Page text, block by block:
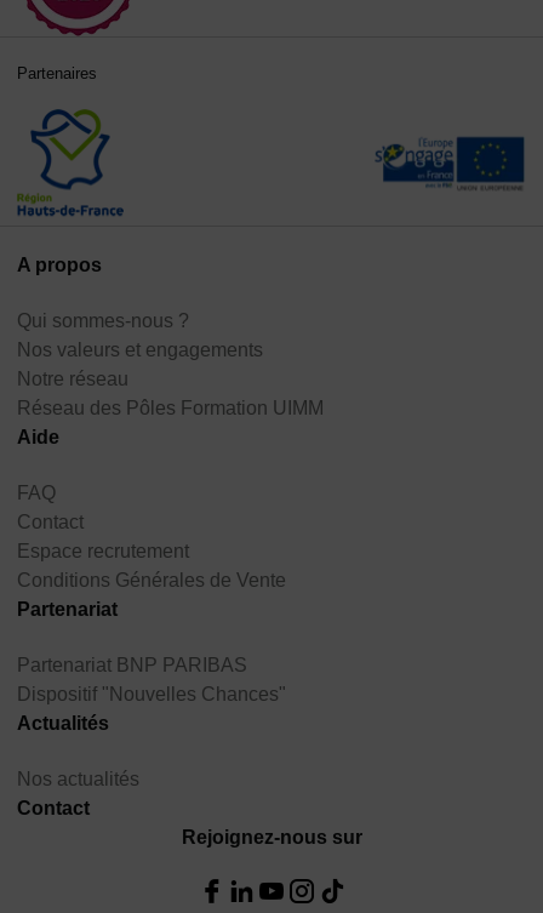
A propos
Qui sommes-nous ?
Nos valeurs et engagements
Notre réseau
Réseau des Pôles Formation UIMM
Aide
FAQ
Contact
Espace recrutement
Conditions Générales de Vente
Partenariat
Partenariat BNP PARIBAS
Dispositif "Nouvelles Chances"
Actualités
Nos actualités
Contact
Rejoignez-nous sur
Partenaires